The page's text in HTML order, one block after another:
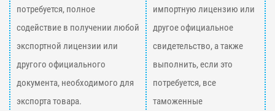
потребуется, полное
содействие в получении любой
экспортной лицензии или
другого официального
документа, необходимого для
экспорта товара.
импортную лицензию или
другое официальное
свидетельство, а также
выполнить, если это
потребуется, все
таможенные